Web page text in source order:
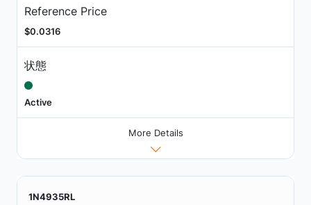
Reference Price
$0.0316
状態
Active
More Details
1N4935RL